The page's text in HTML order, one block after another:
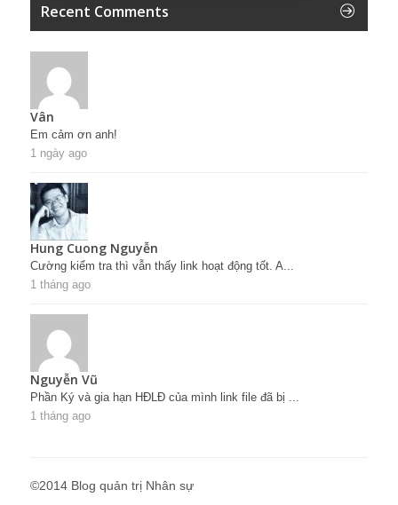
Recent Comments
Vân
Em cảm ơn anh!
1 ngày ago
Hung Cuong Nguyễn
Cường kiểm tra thì vẫn thấy link hoạt động tốt. A...
1 tháng ago
Nguyễn Vũ
Phần Ký và gia hạn HĐLĐ của mình link file đã bị ...
1 tháng ago
©2014 Blog quản trị Nhân sự